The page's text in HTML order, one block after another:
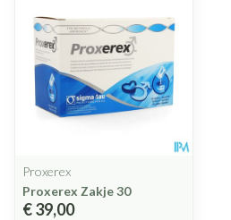
Proxerex
Proxerex Zakje 30
€ 39,00